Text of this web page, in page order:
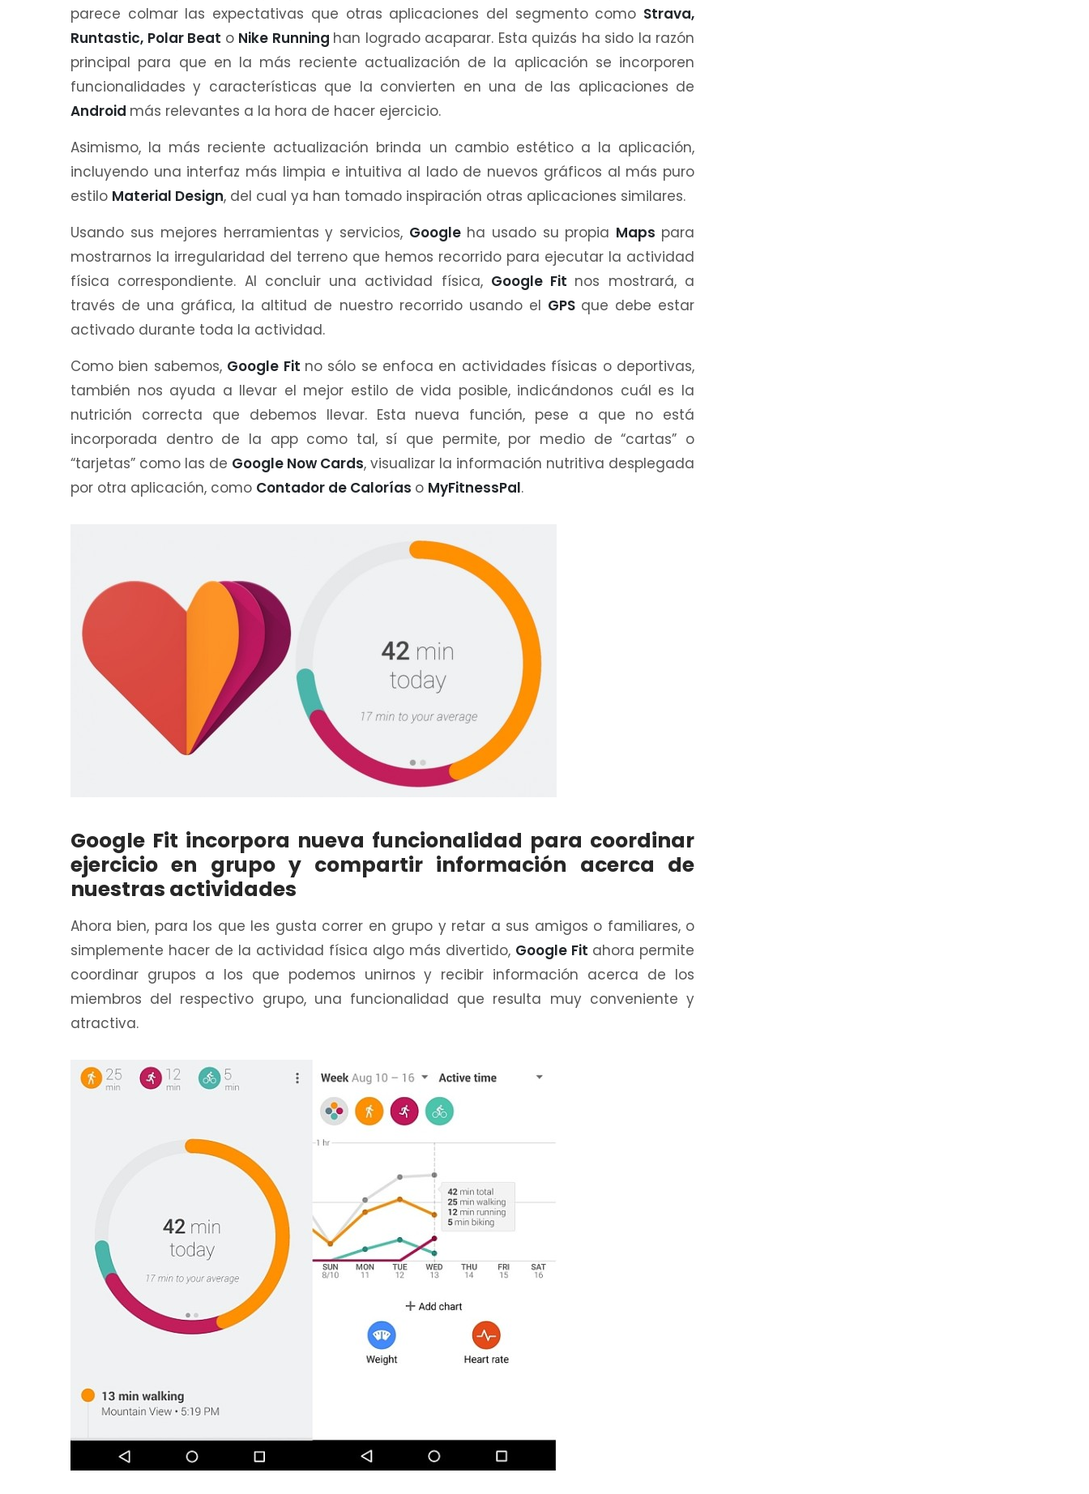
parece colmar las expectativas que otras aplicaciones del segmento como Strava,
Runtastic, Polar Beat o Nike Running han logrado acaparar. Esta quizás ha sido la razón
principal para que en la más reciente actualización de la aplicación se incorporen
funcionalidades y características que la convierten en una de las aplicaciones de
Android más relevantes a la hora de hacer ejercicio.
Asimismo, la más reciente actualización brinda un cambio estético a la aplicación,
incluyendo una interfaz más limpia e intuitiva al lado de nuevos gráficos al más puro
estilo Material Design, del cual ya han tomado inspiración otras aplicaciones similares.
Usando sus mejores herramientas y servicios, Google ha usado su propia Maps para
mostrarnos la irregularidad del terreno que hemos recorrido para ejecutar la actividad
física correspondiente. Al concluir una actividad física, Google Fit nos mostrará, a
través de una gráfica, la altitud de nuestro recorrido usando el GPS que debe estar
activado durante toda la actividad.
Como bien sabemos, Google Fit no sólo se enfoca en actividades físicas o deportivas,
también nos ayuda a llevar el mejor estilo de vida posible, indicándonos cuál es la
nutrición correcta que debemos llevar. Esta nueva función, pese a que no está
incorporada dentro de la app como tal, sí que permite, por medio de “cartas” o
“tarjetas” como las de Google Now Cards, visualizar la información nutritiva desplegada
por otra aplicación, como Contador de Calorías o MyFitnessPal.
Google Fit incorpora nueva funcionalidad para coordinar
ejercicio en grupo y compartir información acerca de
nuestras actividades
Ahora bien, para los que les gusta correr en grupo y retar a sus amigos o familiares, o
simplemente hacer de la actividad física algo más divertido, Google Fit ahora permite
coordinar grupos a los que podemos unirnos y recibir información acerca de los
miembros del respectivo grupo, una funcionalidad que resulta muy conveniente y
atractiva.